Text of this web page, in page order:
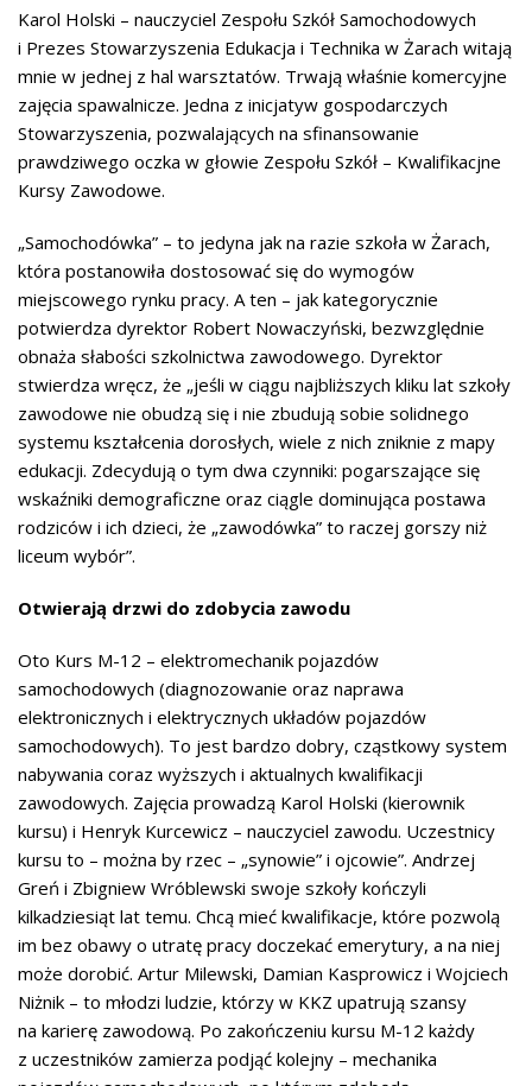
Karol Holski – nauczyciel Zespołu Szkół Samochodowych
i Prezes Stowarzyszenia Edukacja i Technika w Żarach witają
mnie w jednej z hal warsztatów. Trwają właśnie komercyjne
zajęcia spawalnicze. Jedna z inicjatyw gospodarczych
Stowarzyszenia, pozwalających na sfinansowanie
prawdziwego oczka w głowie Zespołu Szkół – Kwalifikacjne
Kursy Zawodowe.
„Samochodówka” – to jedyna jak na razie szkoła w Żarach,
która postanowiła dostosować się do wymogów
miejscowego rynku pracy. A ten – jak kategorycznie
potwierdza dyrektor Robert Nowaczyński, bezwzględnie
obnaża słabości szkolnictwa zawodowego. Dyrektor
stwierdza wręcz, że „jeśli w ciągu najbliższych kliku lat szkoły
zawodowe nie obudzą się i nie zbudują sobie solidnego
systemu kształcenia dorosłych, wiele z nich zniknie z mapy
edukacji. Zdecydują o tym dwa czynniki: pogarszające się
wskaźniki demograficzne oraz ciągle dominująca postawa
rodziców i ich dzieci, że „zawodówka” to raczej gorszy niż
liceum wybór”.
Otwierają drzwi do zdobycia zawodu
Oto Kurs M-12 – elektromechanik pojazdów
samochodowych (diagnozowanie oraz naprawa
elektronicznych i elektrycznych układów pojazdów
samochodowych). To jest bardzo dobry, cząstkowy system
nabywania coraz wyższych i aktualnych kwalifikacji
zawodowych. Zajęcia prowadzą Karol Holski (kierownik
kursu) i Henryk Kurcewicz – nauczyciel zawodu. Uczestnicy
kursu to – można by rzec – „synowie” i ojcowie”. Andrzej
Greń i Zbigniew Wróblewski swoje szkoły kończyli
kilkadziesiąt lat temu. Chcą mieć kwalifikacje, które pozwolą
im bez obawy o utratę pracy doczekać emerytury, a na niej
może dorobić. Artur Milewski, Damian Kasprowicz i Wojciech
Niżnik – to młodzi ludzie, którzy w KKZ upatrują szansy
na karierę zawodową. Po zakończeniu kursu M-12 każdy
z uczestników zamierza podjąć kolejny – mechanika